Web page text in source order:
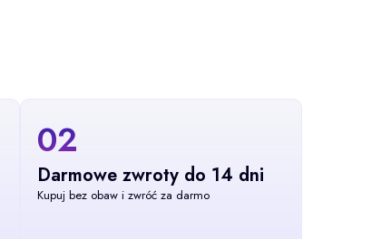
02
Darmowe zwroty do 14 dni
Kupuj bez obaw i zwróć za darmo